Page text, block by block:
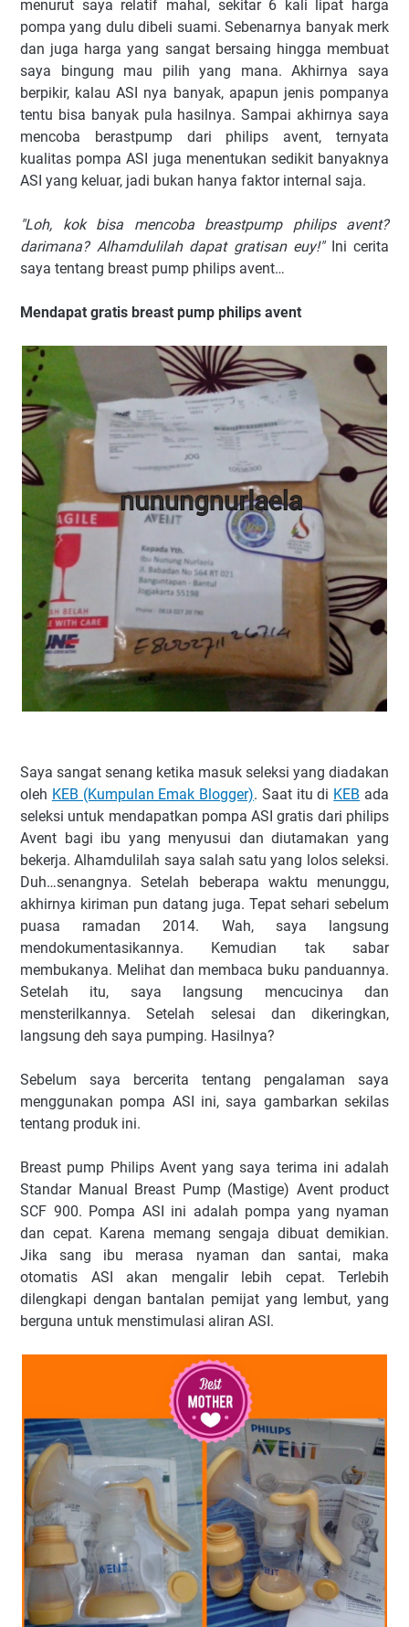
menurut saya relatif mahal, sekitar 6 kali lipat harga
pompa yang dulu dibeli suami. Sebenarnya banyak merk
dan juga harga yang sangat bersaing hingga membuat
saya bingung mau pilih yang mana. Akhirnya saya
berpikir, kalau ASI nya banyak, apapun jenis pompanya
tentu bisa banyak pula hasilnya. Sampai akhirnya saya
mencoba berastpump dari philips avent, ternyata
kualitas pompa ASI juga menentukan sedikit banyaknya
ASI yang keluar, jadi bukan hanya faktor internal saja.
"Loh, kok bisa mencoba breastpump philips avent?
darimana? Alhamdulilah dapat gratisan euy!"Ini cerita
saya tentang breast pump philips avent…
Mendapat gratis breast pump philips avent
Saya sangat senang ketika masuk seleksi yang diadakan
oleh KEB (Kumpulan Emak Blogger). Saat itu di KEB ada
seleksi untuk mendapatkan pompa ASI gratis dari philips
Avent bagi ibu yang menyusui dan diutamakan yang
bekerja. Alhamdulilah saya salah satu yang lolos seleksi.
Duh…senangnya. Setelah beberapa waktu menunggu,
akhirnya kiriman pun datang juga. Tepat sehari sebelum
puasa ramadan 2014. Wah, saya langsung
mendokumentasikannya. Kemudian tak sabar
membukanya. Melihat dan membaca buku panduannya.
Setelah itu, saya langsung mencucinya dan
mensterilkannya. Setelah selesai dan dikeringkan,
langsung deh saya pumping. Hasilnya?
Sebelum saya bercerita tentang pengalaman saya
menggunakan pompa ASI ini, saya gambarkan sekilas
tentang produk ini.
Breast pump Philips Avent yang saya terima ini adalah
Standar Manual Breast Pump (Mastige) Avent product
SCF 900. Pompa ASI ini adalah pompa yang nyaman
dan cepat. Karena memang sengaja dibuat demikian.
Jika sang ibu merasa nyaman dan santai, maka
otomatis ASI akan mengalir lebih cepat. Terlebih
dilengkapi dengan bantalan pemijat yang lembut, yang
berguna untuk menstimulasi aliran ASI.